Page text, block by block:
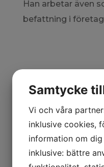
Han arbetar även
befattning i
målinriktat
tillsammans
med hans
Samtycke
Vi och våra
inklusive cookies,
information om
inklusive: bättre